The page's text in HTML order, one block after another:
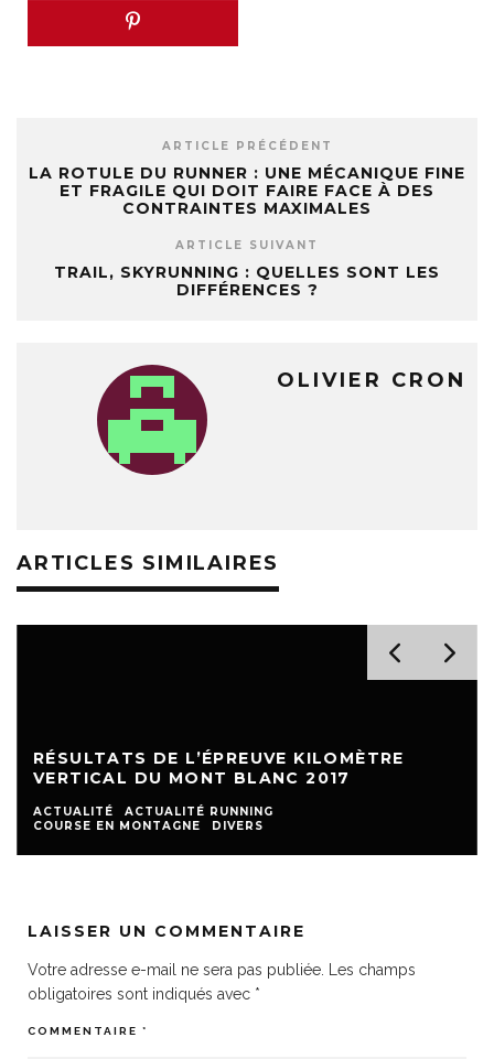
ARTICLE PRÉCÉDENT
LA ROTULE DU RUNNER : UNE MÉCANIQUE FINE
ET FRAGILE QUI DOIT FAIRE FACE À DES
CONTRAINTES MAXIMALES
ARTICLE SUIVANT
TRAIL, SKYRUNNING : QUELLES SONT LES
DIFFÉRENCES ?
OLIVIER CRON
ARTICLES SIMILAIRES
RÉSULTATS DE L’ÉPREUVE KILOMÈTRE
VERTICAL DU MONT BLANC 2017
ACTUALITÉ
ACTUALITÉ RUNNING
COURSE EN MONTAGNE
DIVERS
LAISSER UN COMMENTAIRE
Votre adresse e-mail ne sera pas publiée.
Les champs
obligatoires sont indiqués avec *
COMMENTAIRE *